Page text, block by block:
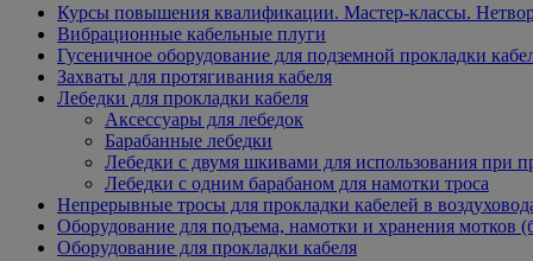
Курсы повышения квалификации. Мастер-классы.
Вибрационные кабельные плуги
Гусеничное оборудование для подземной прокладки
Захваты для протягивания кабеля
Лебедки для прокладки кабеля
Аксессуары для лебедок
Барабанные лебедки
Лебедки с двумя шкивами для использования при
Лебедки с одним барабаном для намотки троса
Непрерывные тросы для прокладки кабелей в
Оборудование для подъема, намотки и хранения мотков
Оборудование для прокладки кабеля